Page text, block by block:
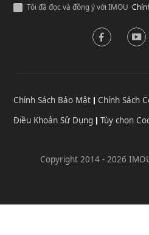
Tôi đã đọc và đồng ý với IMOU
Chính Sách Bảo Mật
Chính Sách
Điều Khoản Sử Dụng
Tùy chọn
Copyright 2014 - 2026